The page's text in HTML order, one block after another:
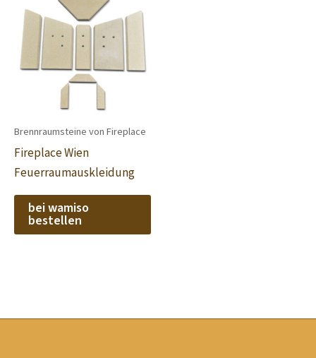
Brennraumsteine von Fireplace
Fireplace Wien
Feuerraumauskleidung
bei wamiso
bestellen